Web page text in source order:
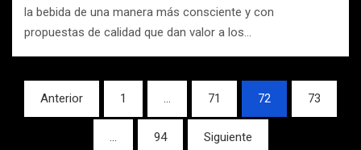
la bebida de una manera más consciente y con
propuestas de calidad que dan valor a los…
Navegación
de
Anterior 1 … 71 72 73
… 94 Siguiente